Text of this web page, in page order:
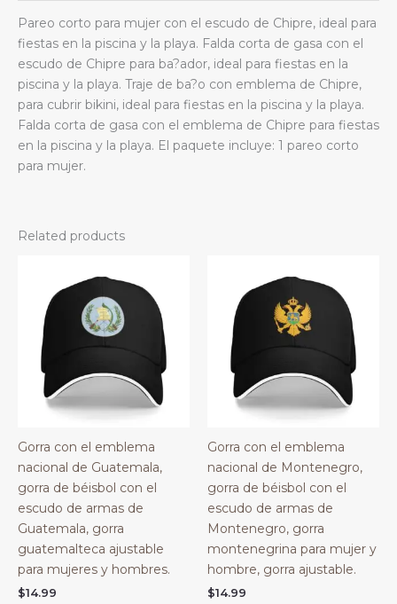
de
gasa.
quantity
Pareo corto para mujer con el escudo de Chipre, ideal para
fiestas en la piscina y la playa. Falda corta de gasa con el
escudo de Chipre para ba?ador, ideal para fiestas en la
piscina y la playa. Traje de ba?o con emblema de Chipre,
para cubrir bikini, ideal para fiestas en la piscina y la playa.
Falda corta de gasa con el emblema de Chipre para fiestas
en la piscina y la playa. El paquete incluye: 1 pareo corto
para mujer.
Related products
Gorra con el emblema
nacional de Guatemala,
gorra de béisbol con el
escudo de armas de
Guatemala, gorra
guatemalteca ajustable
para mujeres y hombres.
$14.99
Gorra con el emblema
nacional de Montenegro,
gorra de béisbol con el
escudo de armas de
Montenegro, gorra
montenegrina para mujer y
hombre, gorra ajustable.
$14.99